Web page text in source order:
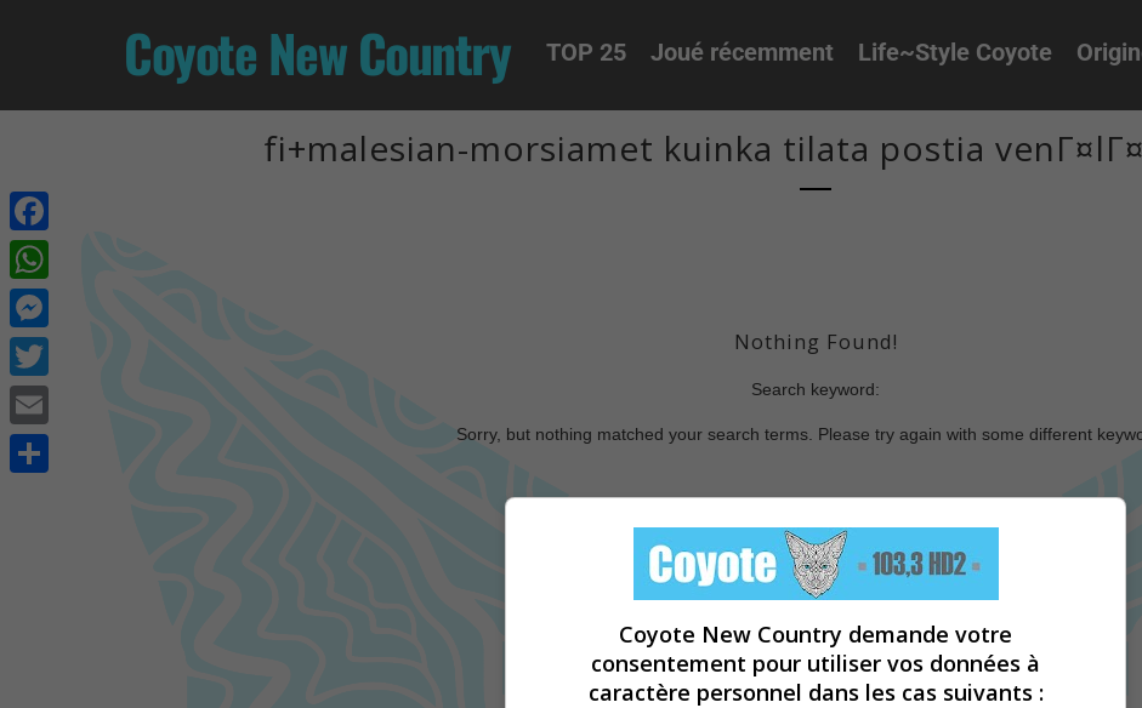
Coyote New Country TOP 25 Joué récemment Life~Style Coyote
fi+malesian-morsiamet kuinka tilata postia
Nothing Found!
Search keyword:
Sorry, but nothing matched your search terms. Please try again with some different
Facebook
WhatsApp
Messenger
Twitter
Email
Coyote New Country demande votre
consentement pour utiliser vos données à
caractère personnel dans les cas suivants :